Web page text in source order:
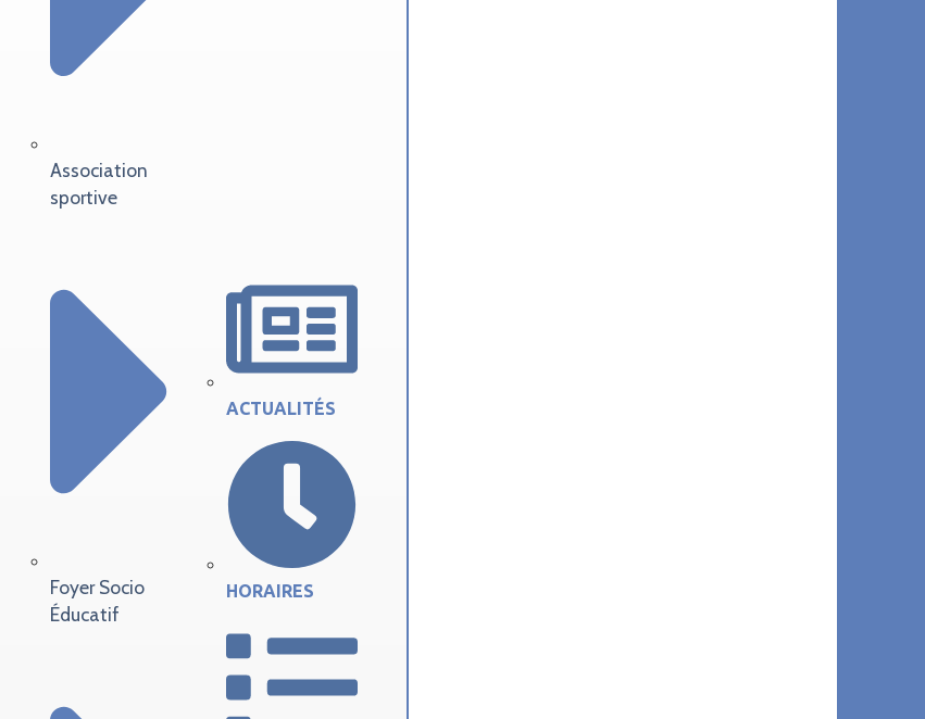
Association
sportive
Foyer Socio
Éducatif
ACTUALITÉS
HORAIRES